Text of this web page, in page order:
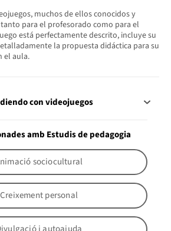
muchos de ellos conocidos y
para el profesorado como para el
está perfectamente descrito, incluye su
la propuesta didáctica para su
el aula.
con videojuegos
amb Estudis de pedagogia
sociocultural
Creixement personal